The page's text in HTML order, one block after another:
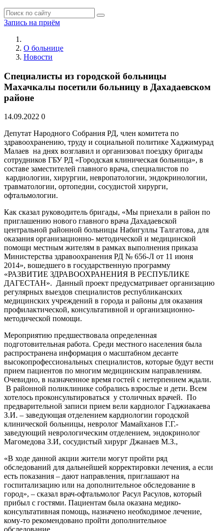
Запись на приём
О больнице
Новости
Специалисты из городской больницы
Махачкалы посетили больницу в Дахадаевском
районе
14.09.2022 0
Депутат Народного Собрания РД, член комитета по
здравоохранению, труду и социальной политике Хаджимурад
Малаев на днях возглавил и организовал поездку бригады
сотрудников ГБУ РД «Городская клиническая больница», в
составе заместителей главного врача, специалистов по
кардиологии, хирургии, невропатологии, эндокринологии,
травматологии, ортопедии, сосудистой хирурги,
офтальмологии.
Как сказал руководитель бригады, «Мы приехали в район по
приглашению нового главного врача Дахадаевской
центральной районной больницы Набигуллы Талгатова, для
оказания организационно- методической и медицинской
помощи местным жителям в рамках выполнения приказа
Министерства здравоохранения РД № 656-Л от 11 июня
2014», вошедшего в государственную программу
«РАЗВИТИЕ ЗДРАВООХРАНЕНИЯ В РЕСПУБЛИКЕ
ДАГЕСТАН». Данный проект предусматривает организацию
регулярных выездов специалистов республиканских
медицинских учреждений в города и районы для оказания
профилактической, консультативной и организационно-
методической помощи.
Мероприятию предшествовала определенная
подготовительная работа. Среди местного населения была
распространена информация о масштабном десанте
высокопрофессиональных специалистов, которые будут вести
прием пациентов по многим медицинским направлениям.
Очевидно, в назначенное время гостей с нетерпением ждали.
В районной поликлинике собрались взрослые и дети. Всем
хотелось проконсультироваться у столичных врачей. По
предварительной записи прием вели кардиолог Гаджиакаева
З.И. – заведующая отделением кардиологии городской
клинической больницы, невролог Мамайханов Г.Г.-
заведующий неврологическим отделением, эндокринолог
Магомедова З.И, сосудистый хирург Джанаев М.З.,
«В ходе данной акции жители могут пройти ряд
обследований для дальнейшей корректировки лечения, а если
есть показания – дают направления, приглашают на
госпитализацию или на дополнительное обследование в
город», – сказал врач-офтальмолог Расул Расулов, который
прибыл с гостями. Пациентам была оказана медико-
консультативная помощь, назначено необходимое лечение,
кому-то рекомендовано пройти дополнительное